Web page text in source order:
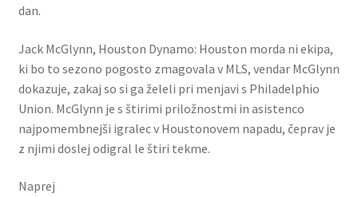
dan.
Jack McGlynn, Houston Dynamo: Houston morda ni ekipa,
ki bo to sezono pogosto zmagovala v MLS, vendar McGlynn
dokazuje, zakaj so si ga želeli pri menjavi s Philadelphio
Union. McGlynn je s štirimi priložnostmi in asistenco
najpomembnejši igralec v Houstonovem napadu, čeprav je
z njimi doslej odigral le štiri tekme.
Naprej